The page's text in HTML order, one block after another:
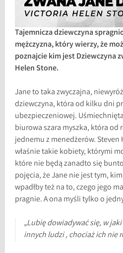
Tajemnicza dziewczyna
mężczyzna, który wierzy, że
poznajcie kim jest Dziewczyna
Helen Stone.
Jane to taka zwyczajna,
dziewczyna, która od kilku dni
ubezpieczeniowej.
biurowa szara myszka, która od
jednemu z menedżerów.
właśnie takie kobiety, którymi
które nie będą zanadto się
pojęcia, że Jane nie jest tym,
wpadłby też na to, czego jego
pragnie. A ona myśli tylko o
„Lubię dowiadywać się, w
innych ludzi , chociaż ich nie